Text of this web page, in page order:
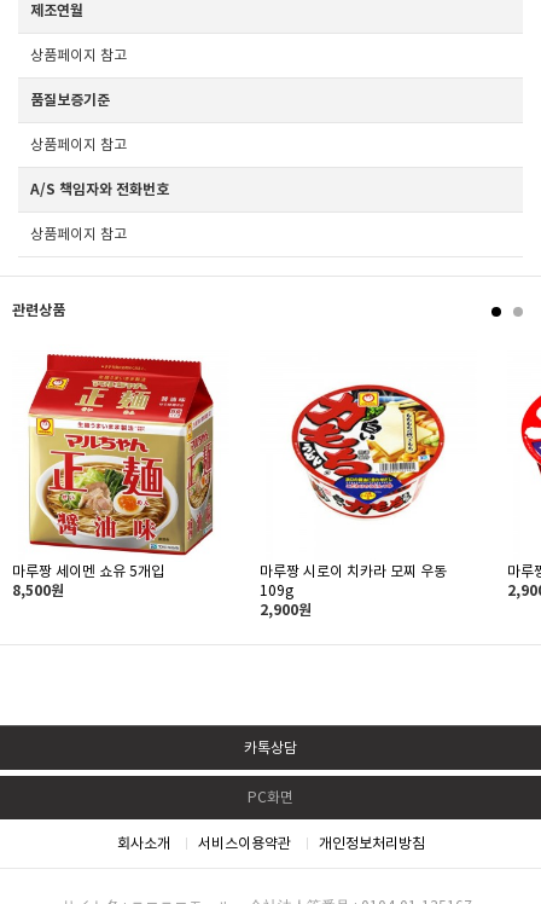
제조연월
상품페이지 참고
품질보증기준
상품페이지 참고
A/S 책임자와 전화번호
상품페이지 참고
관련상품
마루짱 세이멘 쇼유 5개입
8,500원
마루짱 시로이 치카라 모찌 우동
109g
2,900원
마루
카톡상담
PC화면
회사소개 서비스이용약관 개인정보처리방침